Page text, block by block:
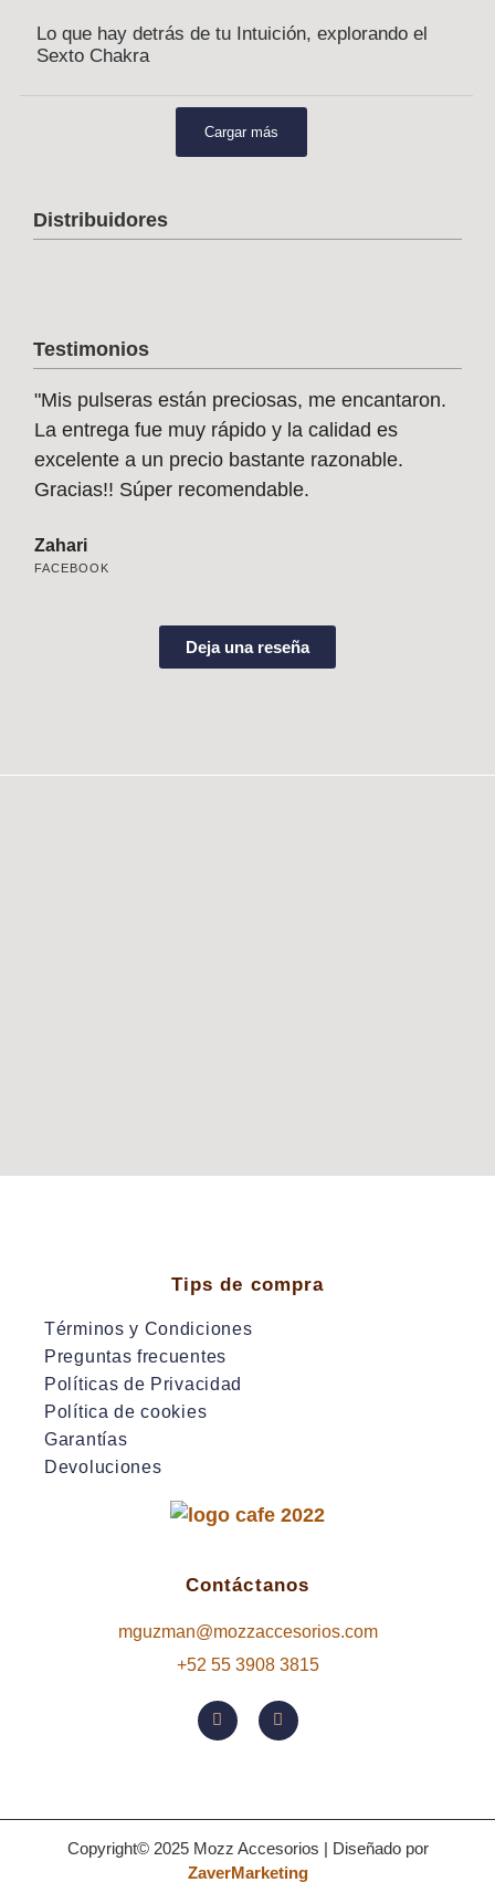
Lo que hay detrás de tu Intuición, explorando el
Sexto Chakra
Cargar más
Distribuidores
Testimonios
"Mis pulseras están preciosas, me encantaron.
La entrega fue muy rápido y la calidad es
excelente a un precio bastante razonable.
Gracias!! Súper recomendable.
Zahari
FACEBOOK
Deja una reseña
Tips de compra
Términos y Condiciones
Preguntas frecuentes
Políticas de Privacidad
Política de cookies
Garantías
Devoluciones
Contáctanos
mguzman@mozzaccesorios.com
+52 55 3908 3815
Copyright© 2025 Mozz Accesorios | Diseñado por
ZaverMarketing